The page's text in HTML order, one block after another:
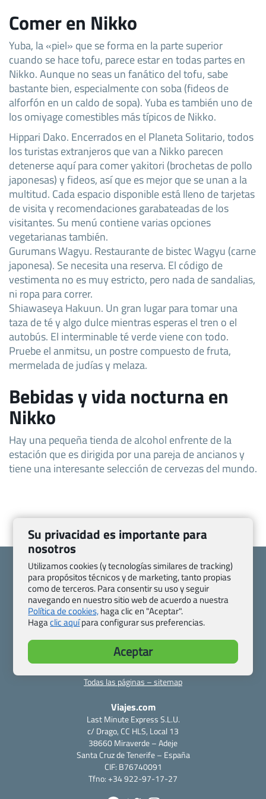
Comer en Nikko
Yuba, la «piel» que se forma en la parte superior
cuando se hace tofu, parece estar en todas partes en
Nikko. Aunque no seas un fanático del tofu, sabe
bastante bien, especialmente con soba (fideos de
alforfón en un caldo de sopa). Yuba es también uno de
los omiyage comestibles más típicos de Nikko.
Hippari Dako. Encerrados en el Planeta Solitario, todos
los turistas extranjeros que van a Nikko parecen
detenerse aquí para comer yakitori (brochetas de pollo
japonesas) y fideos, así que es mejor que se unan a la
multitud. Cada espacio disponible está lleno de tarjetas
de visita y recomendaciones garabateadas de los
visitantes. Su menú contiene varias opciones
vegetarianas también.
Gurumans Wagyu. Restaurante de bistec Wagyu (carne
japonesa). Se necesita una reserva. El código de
vestimenta no es muy estricto, pero nada de sandalias,
ni ropa para correr.
Shiawaseya Hakuun. Un gran lugar para tomar una
taza de té y algo dulce mientras esperas el tren o el
autobús. El interminable té verde viene con todo.
Pruebe el anmitsu, un postre compuesto de fruta,
mermelada de judías y melaza.
Bebidas y vida nocturna en
Nikko
Hay una pequeña tienda de alcohol enfrente de la
estación que es dirigida por una pareja de ancianos y
tiene una interesante selección de cervezas del mundo.
Quienes somos
Contacto
Pasaporte, Visado, Salud y otras disposiciones específicas
Blog de Viajes.com
Registro de agencias
Preguntas frecuentes
Condiciones generales
Política de privacidad y cookies
Transparencia
Todas las páginas – sitemap
Viajes.com
Last Minute Express S.L.U.
c/ Drago, CC HLS, Local 13
38660 Miraverde – Adeje
Santa Cruz de Tenerife – España
CIF: B76740091
Tfno: +34 922-97-17-27
Su privacidad es importante para
nosotros
Utilizamos cookies (y tecnologías similares de tracking)
para propósitos técnicos y de marketing, tanto propias
como de terceros. Para consentir su uso y seguir
navegando en nuestro sitio web de acuerdo a nuestra
Política de cookies,haga clic en "Aceptar".
Hagaclic aquípara configurar sus preferencias.
Aceptar